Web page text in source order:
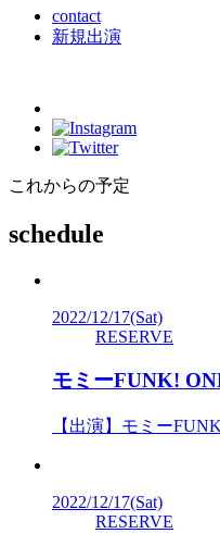
contact
新規出演
これからの予定
schedule
2022/12/17(Sat)
RESERVE
モミーFUNK!
【出演】モミー
2022/12/17(Sat)
RESERVE